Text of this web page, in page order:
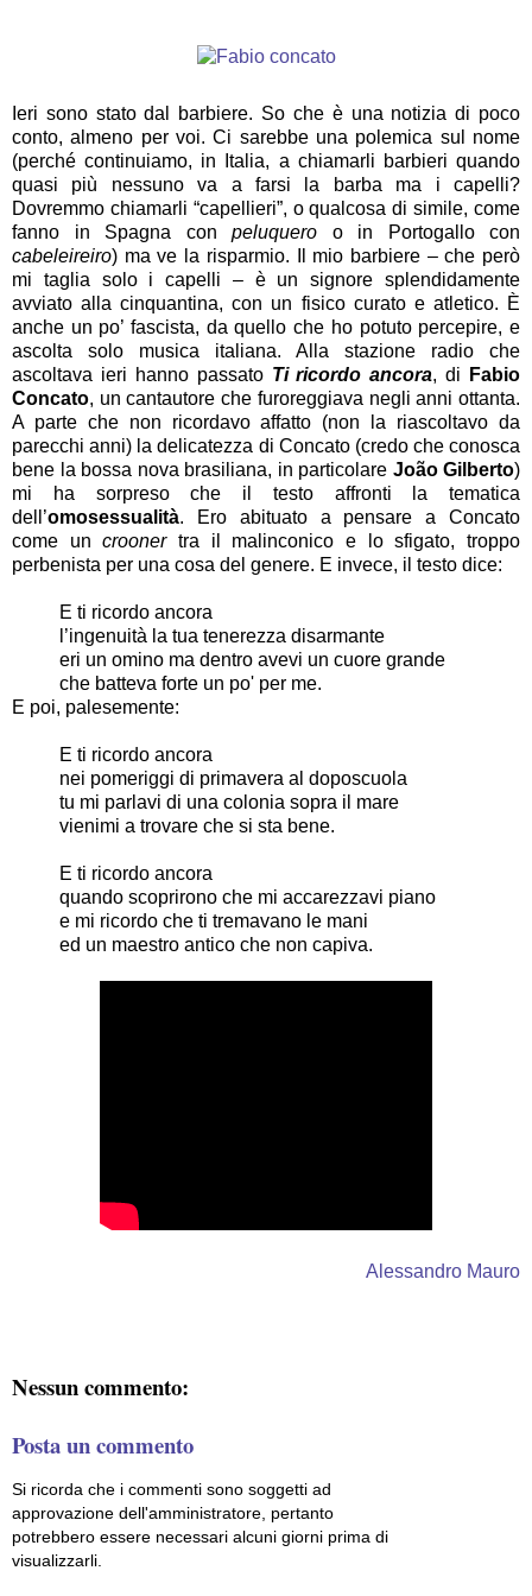
Ieri sono stato dal barbiere. So che è una notizia di poco
conto, almeno per voi. Ci sarebbe una polemica sul nome
(perché continuiamo, in Italia, a chiamarli barbieri quando
quasi più nessuno va a farsi la barba ma i capelli?
Dovremmo chiamarli “capellieri”, o qualcosa di simile, come
fanno in Spagna con peluquero o in Portogallo con
cabeleireiro) ma ve la risparmio. Il mio barbiere – che però
mi taglia solo i capelli – è un signore splendidamente
avviato alla cinquantina, con un fisico curato e atletico. È
anche un po’ fascista, da quello che ho potuto percepire, e
ascolta solo musica italiana. Alla stazione radio che
ascoltava ieri hanno passato Ti ricordo ancora, di
Fabio
Concato, un cantautore che furoreggiava negli anni ottanta.
A parte che non ricordavo affatto (non la riascoltavo da
parecchi anni) la delicatezza di Concato (credo che conosca
bene la bossa nova brasiliana, in particolare João Gilberto)
mi ha sorpreso che il testo affronti la tematica
dell’omosessualità. Ero abituato a pensare a Concato
come uncroonertra il malinconico e lo sfigato, troppo
perbenista per una cosa del genere. E invece, il testo dice:
E ti ricordo ancora
l’ingenuità la tua tenerezza disarmante
eri un omino ma dentro avevi un cuore grande
che batteva forte un po' per me.
E poi, palesemente:
E ti ricordo ancora
nei pomeriggi di primavera al doposcuola
tu mi parlavi di una colonia sopra il mare
vienimi a trovare che si sta bene.
E ti ricordo ancora
quando scoprirono che mi accarezzavi piano
e mi ricordo che ti tremavano le mani
ed un maestro antico che non capiva.
Alessandro Mauro
Nessun commento:
Posta un commento
Si ricorda che i commenti sono soggetti ad
approvazione dell'amministratore, pertanto
potrebbero essere necessari alcuni giorni prima di
visualizzarli.